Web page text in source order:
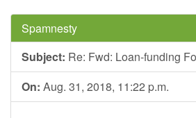
Spamnesty
Subject: Re: Fwd: Loan-funding
On: Aug. 31, 2018, 11:22 p.m.